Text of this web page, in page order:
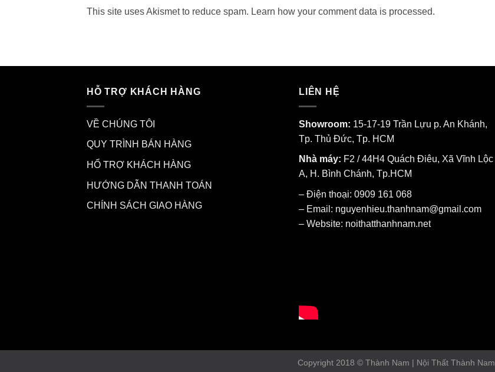
This site uses Akismet to reduce spam. Learn how your comment data is processed.
HỖ TRỢ KHÁCH HÀNG
VỀ CHÚNG TÔI
QUY TRÌNH BÁN HÀNG
HỔ TRỢ KHÁCH HÀNG
HƯỚNG DẪN THANH TOÁN
CHÍNH SÁCH GIAO HÀNG
LIÊN HỆ
Showroom: 15-17-19 Trần Lựu p. An Khánh,
Tp. Thủ Đức, Tp. HCM
Nhà máy: F2 / 44H4 Quách Điêu, Xã Vĩnh Lộc
A, H. Bình Chánh, Tp.HCM
– Điện thoại: 0909 161 068
– Email: nguyenhieu.thanhnam@gmail.com
– Website: noithatthanhnam.net
Copyright 2018 © Thành Nam | Nội Thất Thành Nam